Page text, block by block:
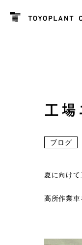
工場
ブログ
夏に向けて
高所作業車